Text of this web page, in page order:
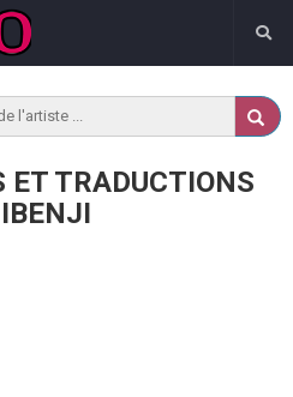
ET TRADUCTIONS